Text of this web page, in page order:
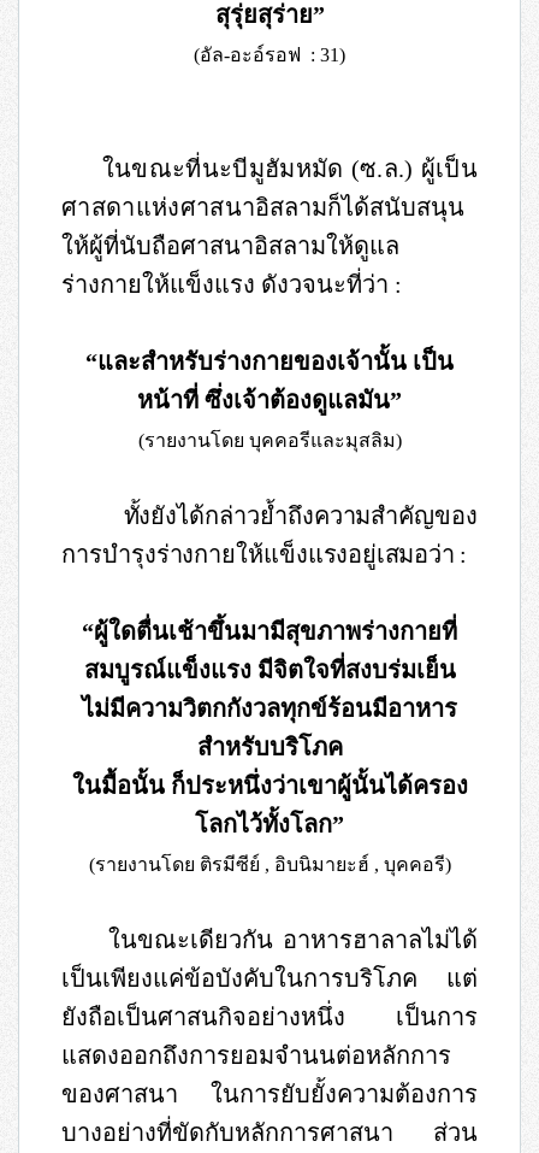
สุรุ่ยสุร่าย”
(อัล-อะอ์รอฟ : 31)
ในขณะที่นะบีมูฮัมหมัด (ซ.ล.) ผู้เป็น
ศาสดาแห่งศาสนาอิสลามก็ได้สนับสนุน
ให้ผู้ที่นับถือศาสนาอิสลามให้ดูแล
ร่างกายให้แข็งแรง ดังวจนะที่ว่า :
“และสำหรับร่างกายของเจ้านั้น เป็น
หน้าที่ ซึ่งเจ้าต้องดูแลมัน”
(รายงานโดย บุคคอรีและมุสลิม)
ทั้งยังได้กล่าวย้ำถึงความสำคัญของ
การบำรุงร่างกายให้แข็งแรงอยู่เสมอว่า :
“ผู้ใดตื่นเช้าขึ้นมามีสุขภาพร่างกายที่
สมบูรณ์แข็งแรง มีจิตใจที่สงบร่มเย็น
ไม่มีความวิตกกังวลทุกข์ร้อนมีอาหาร
สำหรับบริโภค
ในมื้อนั้น ก็ประหนึ่งว่าเขาผู้นั้นได้ครอง
โลกไว้ทั้งโลก”
(รายงานโดย ติรมีซีย์ , อิบนิมายะฮ์ , บุคคอรี)
ในขณะเดียวกัน อาหารฮาลาลไม่ได้
เป็นเพียงแค่ข้อบังคับในการบริโภค แต่
ยังถือเป็นศาสนกิจอย่างหนึ่ง เป็นการ
แสดงออกถึงการยอมจำนนต่อหลักการ
ของศาสนา ในการยับยั้งความต้องการ
บางอย่างที่ขัดกับหลักการศาสนา ส่วน